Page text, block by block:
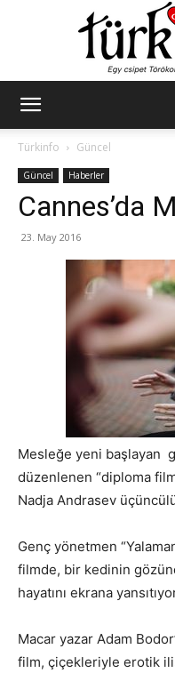
Türkinfo
Güncel
Güncel Haberler
Cannes’da
23. May 2016
Mesleğe yeni başlayan
düzenlenen “diploma
Nadja Andrasev
Genç yönetmen
filmde, bir kedinin
hayatını ekrana
Macar yazar Adam
film, çiçekleriyle erotik